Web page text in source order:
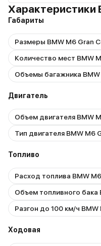
Характеристики
Габариты
Размеры BMW M6 Gran
Количество мест BMW
Объемы багажника
Двигатель
Объем двигателя BMW
Тип двигателя BMW M6
Топливо
Расход топлива BMW
Объем топливного бака
Разгон до 100 км/ч
Ходовая